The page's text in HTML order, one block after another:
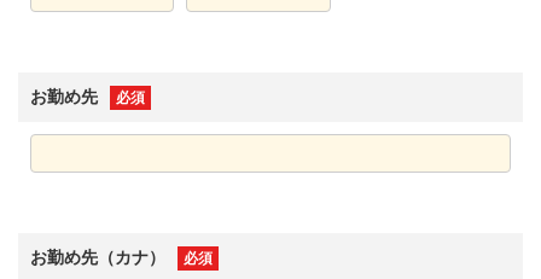
お勤め先 必須
お勤め先（カナ） 必須